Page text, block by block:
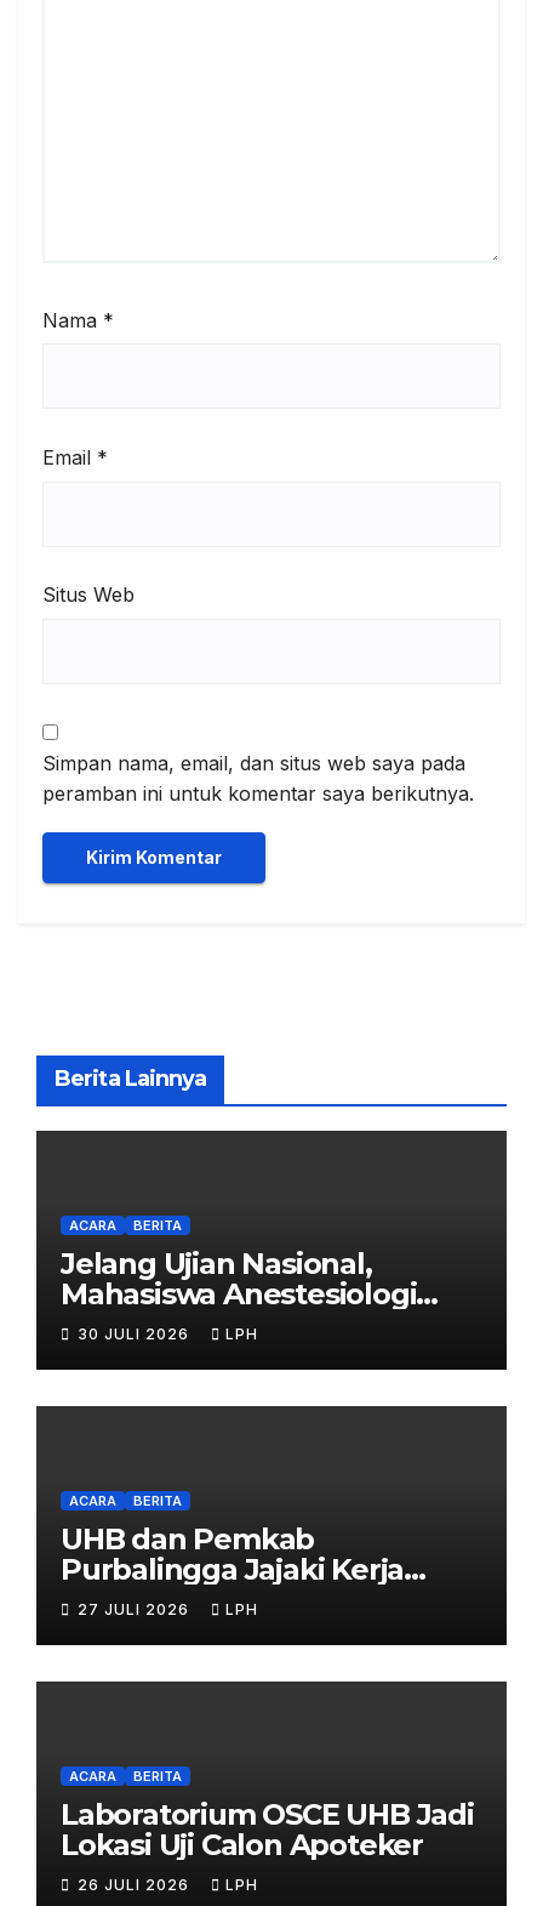
Nama *
Email *
Situs Web
Simpan nama, email, dan situs web saya pada
peramban ini untuk komentar saya berikutnya.
Berita Lainnya
ACARA BERITA
Jelang Ujian Nasional,
Mahasiswa Anestesiologi
UHB Jalani Simulasi
30 JULI 2026 LPH
ACARA BERITA
UHB dan Pemkab
Purbalingga Jajaki Kerja
Sama Strategis
27 JULI 2026 LPH
ACARA BERITA
Laboratorium OSCE UHB Jadi
Lokasi Uji Calon Apoteker
26 JULI 2026 LPH